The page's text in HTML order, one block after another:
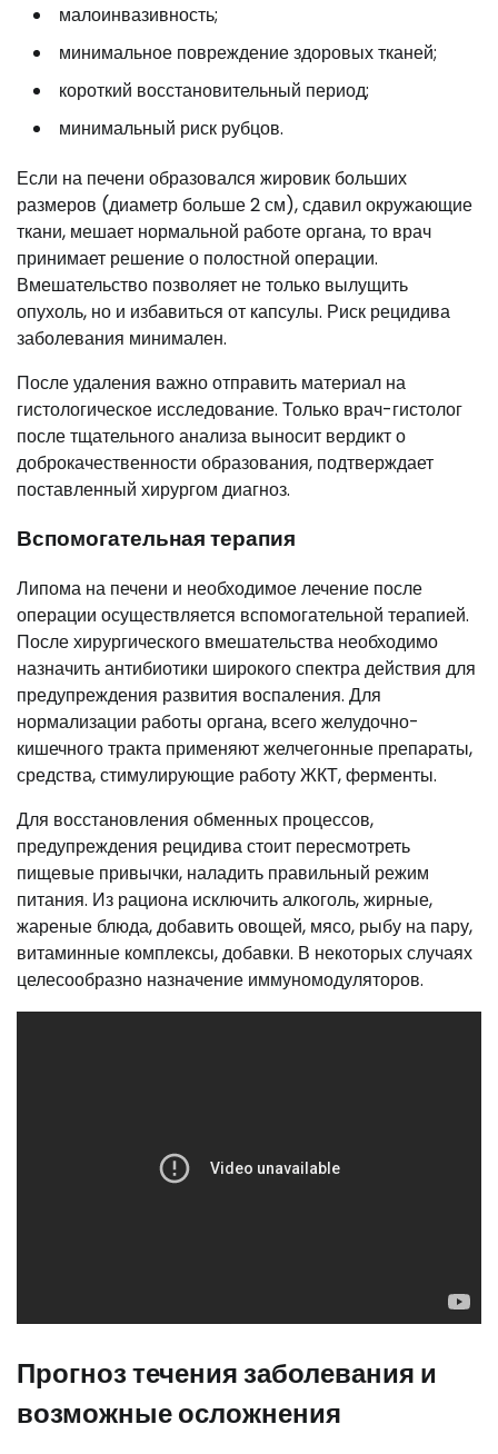
малоинвазивность;
минимальное повреждение здоровых тканей;
короткий восстановительный период;
минимальный риск рубцов.
Если на печени образовался жировик больших
размеров (диаметр больше 2 см), сдавил окружающие
ткани, мешает нормальной работе органа, то врач
принимает решение о полостной операции.
Вмешательство позволяет не только вылущить
опухоль, но и избавиться от капсулы. Риск рецидива
заболевания минимален.
После удаления важно отправить материал на
гистологическое исследование. Только врач-гистолог
после тщательного анализа выносит вердикт о
доброкачественности образования, подтверждает
поставленный хирургом диагноз.
Вспомогательная терапия
Липома на печени и необходимое лечение после
операции осуществляется вспомогательной терапией.
После хирургического вмешательства необходимо
назначить антибиотики широкого спектра действия для
предупреждения развития воспаления. Для
нормализации работы органа, всего желудочно-
кишечного тракта применяют желчегонные препараты,
средства, стимулирующие работу ЖКТ, ферменты.
Для восстановления обменных процессов,
предупреждения рецидива стоит пересмотреть
пищевые привычки, наладить правильный режим
питания. Из рациона исключить алкоголь, жирные,
жареные блюда, добавить овощей, мясо, рыбу на пару,
витаминные комплексы, добавки. В некоторых случаях
целесообразно назначение иммуномодуляторов.
Прогноз течения заболевания и
возможные осложнения